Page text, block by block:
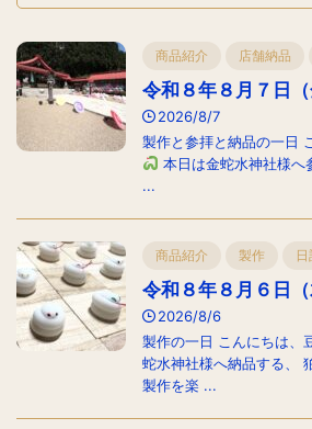
商品紹介 店舗納品
令和８年８月７日（
2026/8/7
製作と参拝と納品の一日
本日は金蛇水神社様へ
...
商品紹介 製作
令和８年８月６日（
2026/8/6
製作の一日 こんにちは、
蛇水神社様へ納品する、
製作を楽 ...